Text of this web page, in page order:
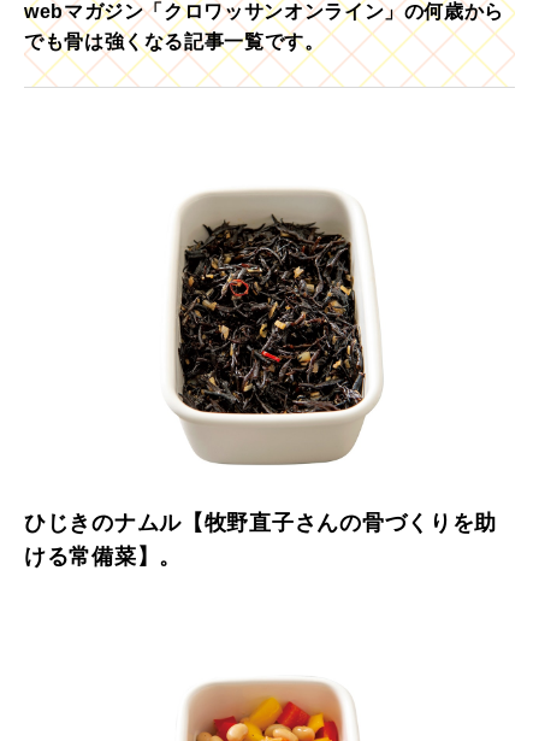
webマガジン「クロワッサンオンライン」の何歳から
でも骨は強くなる記事一覧です。
ひじきのナムル【牧野直子さんの骨づくりを助
ける常備菜】。